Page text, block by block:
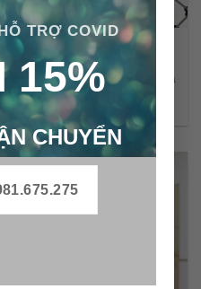
TRỢ COVID
15%
CHUYỂN
cổ xưa của người Việt
cổ điển được biết đến qua
thờ cổ, các [...]